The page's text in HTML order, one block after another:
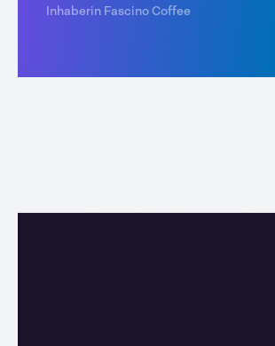
Inhaberin Fascino Coffee